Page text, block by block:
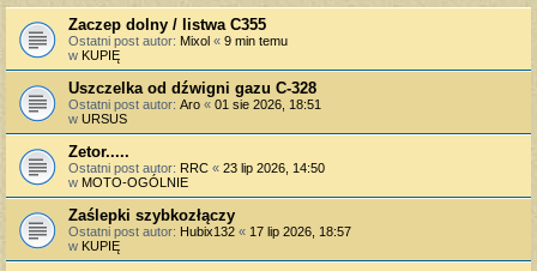
Zaczep dolny / listwa C355
Ostatni post autor: Mixol « 9 min temu
w KUPIĘ
Uszczelka od dźwigni gazu C-328
Ostatni post autor: Aro « 01 sie 2026, 18:51
w URSUS
Zetor.....
Ostatni post autor: RRC « 23 lip 2026, 14:50
w MOTO-OGÓLNIE
Zaślepki szybkozłączy
Ostatni post autor: Hubix132 « 17 lip 2026, 18:57
w KUPIĘ